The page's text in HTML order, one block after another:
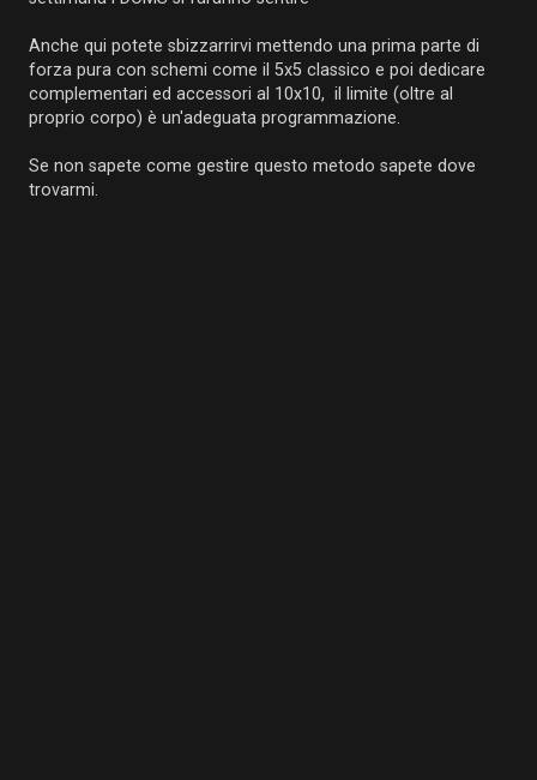
Anche qui potete sbizzarrirvi mettendo una prima parte di
forza pura con schemi come il 5x5 classico e poi dedicare
complementari ed accessori al 10x10, il limite (oltre al
proprio corpo) è un'adeguata programmazione.
Se non sapete come gestire questo metodo sapete dove
trovarmi.